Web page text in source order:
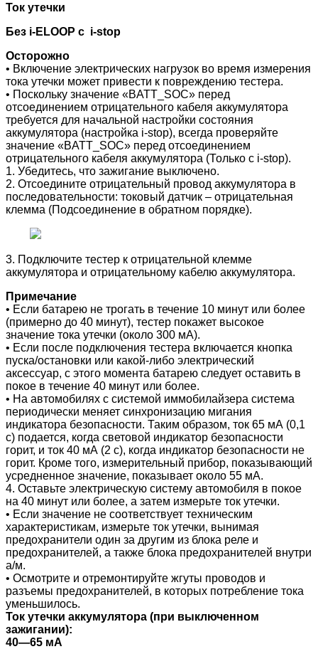
Ток утечки
Без i-ELOOP с i-stop
Осторожно
• Включение электрических нагрузок во время измерения
тока утечки может привести к повреждению тестера.
• Поскольку значение «BATT_SOC» перед
отсоединением отрицательного кабеля аккумулятора
требуется для начальной настройки состояния
аккумулятора (настройка i-stop), всегда проверяйте
значение «BATT_SOC» перед отсоединением
отрицательного кабеля аккумулятора (Только с i-stop).
1. Убедитесь, что зажигание выключено.
2. Отсоедините отрицательный провод аккумулятора в
последовательности: токовый датчик – отрицательная
клемма (Подсоединение в обратном порядке).
3. Подключите тестер к отрицательной клемме
аккумулятора и отрицательному кабелю аккумулятора.
Примечание
• Если батарею не трогать в течение 10 минут или более
(примерно до 40 минут), тестер покажет высокое
значение тока утечки (около 300 мА).
• Если после подключения тестера включается кнопка
пуска/остановки или какой-либо электрический
аксессуар, с этого момента батарею следует оставить в
покое в течение 40 минут или более.
• На автомобилях с системой иммобилайзера система
периодически меняет синхронизацию мигания
индикатора безопасности. Таким образом, ток 65 мА (0,1
с) подается, когда световой индикатор безопасности
горит, и ток 40 мА (2 с), когда индикатор безопасности не
горит. Кроме того, измерительный прибор, показывающий
усредненное значение, показывает около 55 мА.
4. Оставьте электрическую систему автомобиля в покое
на 40 минут или более, а затем измерьте ток утечки.
• Если значение не соответствует техническим
характеристикам, измерьте ток утечки, вынимая
предохранители один за другим из блока реле и
предохранителей, а также блока предохранителей внутри
а/м.
• Осмотрите и отремонтируйте жгуты проводов и
разъемы предохранителей, в которых потребление тока
уменьшилось.
Ток утечки аккумулятора (при выключенном
зажигании):
40—65 мА